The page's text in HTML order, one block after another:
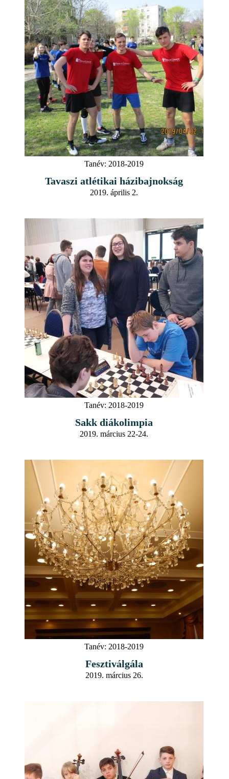
Tanév: 2018-2019
Tavaszi atlétikai házibajnokság
2019. április 2.
Tanév: 2018-2019
Sakk diákolimpia
2019. március 22-24.
Tanév: 2018-2019
Fesztiválgála
2019. március 26.